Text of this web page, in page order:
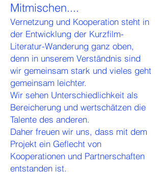
Mitmischen....
Vernetzung und Kooperation steht in
der Entwicklung der Kurzfilm-
Literatur-Wanderung ganz oben,
denn in unserem Verständnis sind
wir gemeinsam stark und vieles geht
gemeinsam leichter.
Wir sehen Unterschiedlichkeit als
Bereicherung und wertschätzen die
Talente des anderen.
Daher freuen wir uns, dass mit dem
Projekt ein Geflecht von
Kooperationen und Partnerschaften
entstanden ist.